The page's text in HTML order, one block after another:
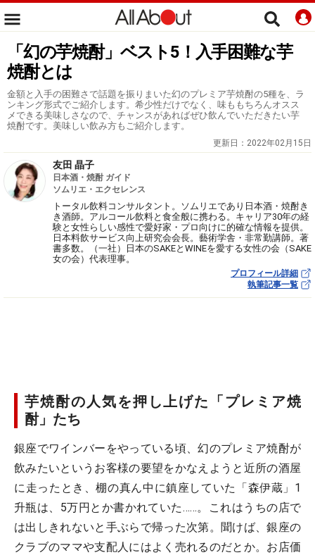
「幻の芋焼酎」ベスト5！入手困難な芋
焼酎とは
金額と入手の困難さで話題を振りまいた幻のプレミア芋焼酎の5種を、ラ
ンキング形式でご紹介します。希少性だけでなく、味ももちろんオスス
メできる美味しさなので、チャンスがあればぜひ飲んでいただきたい芋
焼酎です。美味しい飲み方もご紹介します。
更新日： 2022年02月15日
友田 晶子
日本酒・焼酎 ガイド
ソムリエ・エクセレンス
トータル飲料コンサルタント。ソムリエであり日本酒・焼酎き
き酒師。アルコール飲料と食全般に携わる。キャリア30年の経
験と女性らしい感性で愛好家・プロ向けに的確な情報を提供。
日本料飲サービス向上研究会会長。藝術学舎・非常勤講師。著
書多数。（一社）日本のSAKEとWINEを愛する女性の会（SAKE
女の会）代表理事。
プロフィール詳細
執筆記事一覧
芋焼酎の人気を押し上げた「プレミア焼
酎」たち
銀座でワインバーをやっている頃、幻のプレミア焼酎が
飲みたいというお客様の要望をかなえようと近所の酒屋
に走ったとき、棚の真ん中に鎮座していた「森伊蔵」1
升瓶は、5万円とか書かれていた……。これはうちの店で
は出しきれないと手ぶらで帰った次第。聞けば、銀座の
クラブのママや支配人にはよく売れるのだとか。お店価